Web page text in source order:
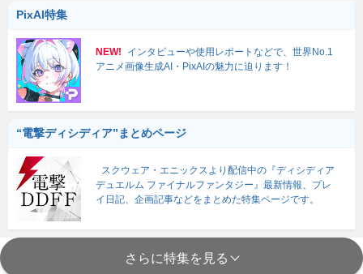
PixAI特集
NEW!
インタビューや使用レポートなどで、世界No.1
アニメ画像生成AI・PixAIの魅力に迫ります！
“電撃ディシディア”まとめページ
スクウェア・エニックスより配信中の『ディシディア
デュエルム ファイナルファンタジー』最新情報、プレ
イ日記、企画記事などをまとめた特集ページです。
さらに特集を見る